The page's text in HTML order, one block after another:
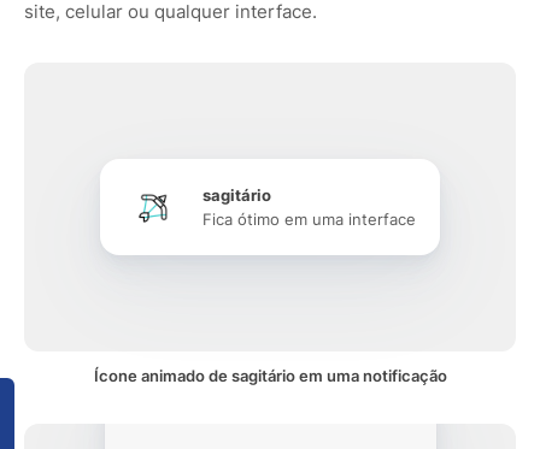
site, celular ou qualquer interface.
sagitário
Fica ótimo em uma interface
Ícone animado de sagitário em uma notificação